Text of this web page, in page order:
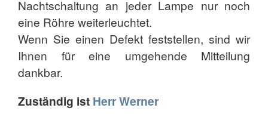
Nachtschaltung an jeder Lampe nur noch
eine Röhre weiterleuchtet.
Wenn Sie einen Defekt feststellen, sind wir
Ihnen für eine umgehende Mitteilung
dankbar.
Zuständig ist Herr Werner